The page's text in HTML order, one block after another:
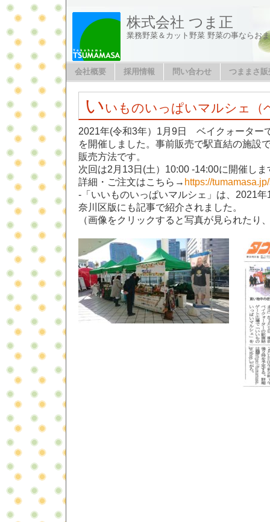
株式会社 つま正
業務野菜＆カット野菜 野菜の事ならお
会社概要 採用情報 問い合わせ つままさ
いいものいっぱいマルシェ（
2021年(令和3年）1月9日 ベイクォーター
を開催しました。事前販売で駅直結の施設
販売方法です。
次回は2月13日(土）10:00 -14:00に開催しま
詳細・ご注文はこちら→ https://
-「いいものいっぱいマルシェ」は、2021
奈川区版にも記事で紹介されました。
（画像をクリックすると写真が見られたり